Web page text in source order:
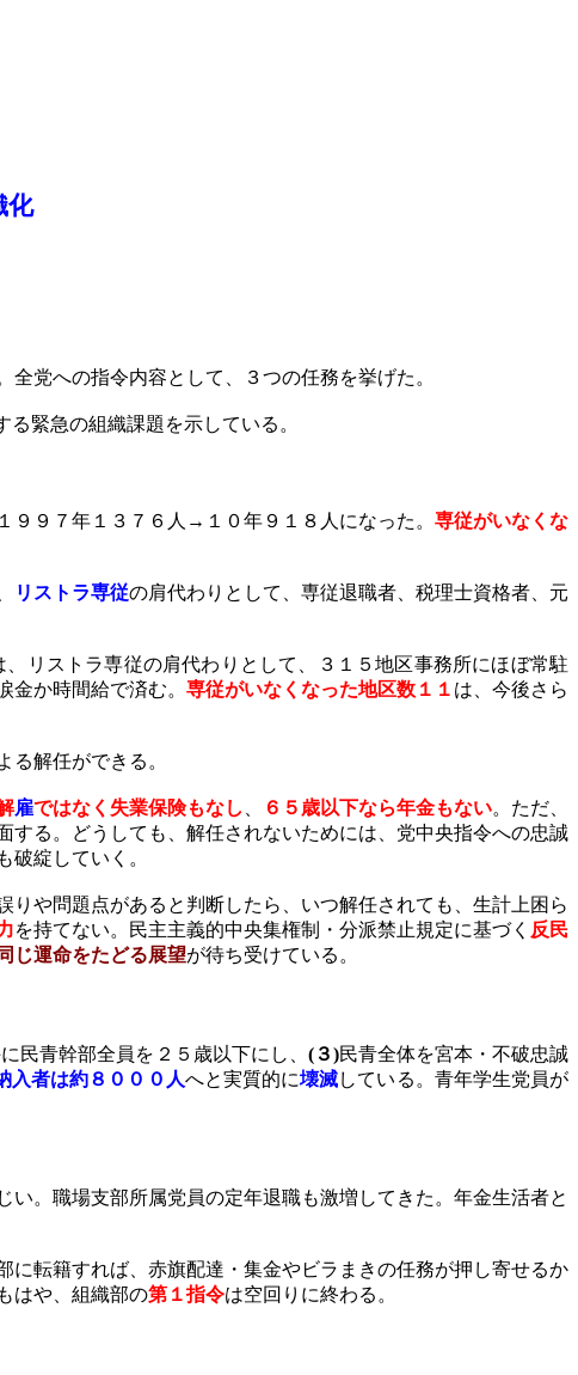
化
全党への指令内容として、３つの任務を挙げた。
緊急の組織課題を示している。
９９７年１３７６人→１０年９１８人になった。 専従がいなくな
リストラ専従の肩代わりとして、専従退職者、税理士資格者、元
リストラ専従の肩代わりとして、３１５地区事務所にほぼ常駐
か時間給で済む。 専従がいなくなった地区数１１ は、今後さら
る解任ができる。
雇ではなく失業保険もなし ６５歳以下なら年金もない。ただ、
する。どうしても、解任されないためには、党中央指令への忠誠
綻していく。
や問題点があると判断したら、いつ解任されても、生計上困ら
を持てない。民主主義的中央集権制・分派禁止規定に基づく 反民
同じ運命をたどる展望が待ち受けている。
民青幹部全員を２５歳以下にし、 (３)民青全体を宮本・不破忠誠
入者は約８０００人へと実質的に壊滅している。青年学生党員が
。職場支部所属党員の定年退職も激増してきた。年金生活者と
に転籍すれば、赤旗配達・集金やビラまきの任務が押し寄せるか
はや、組織部の第１指令は空回りに終わる。